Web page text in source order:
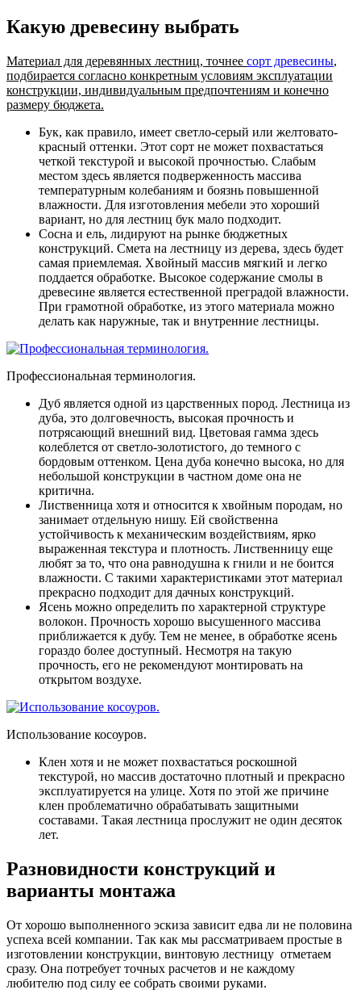
Какую древесину выбрать
Материал для деревянных лестниц, точнее сорт древесины,
подбирается согласно конкретным условиям эксплуатации
конструкции, индивидуальным предпочтениям и конечно
размеру бюджета.
Бук, как правило, имеет светло-серый или желтовато-
красный оттенки. Этот сорт не может похвастаться
четкой текстурой и высокой прочностью. Слабым
местом здесь является подверженность массива
температурным колебаниям и боязнь повышенной
влажности. Для изготовления мебели это хороший
вариант, но для лестниц бук мало подходит.
Сосна и ель, лидируют на рынке бюджетных
конструкций. Смета на лестницу из дерева, здесь будет
самая приемлемая. Хвойный массив мягкий и легко
поддается обработке. Высокое содержание смолы в
древесине является естественной преградой влажности.
При грамотной обработке, из этого материала можно
делать как наружные, так и внутренние лестницы.
Профессиональная терминология.
Дуб является одной из царственных пород. Лестница из
дуба, это долговечность, высокая прочность и
потрясающий внешний вид. Цветовая гамма здесь
колеблется от светло-золотистого, до темного с
бордовым оттенком. Цена дуба конечно высока, но для
небольшой конструкции в частном доме она не
критична.
Лиственница хотя и относится к хвойным породам, но
занимает отдельную нишу. Ей свойственна
устойчивость к механическим воздействиям, ярко
выраженная текстура и плотность. Лиственницу еще
любят за то, что она равнодушна к гнили и не боится
влажности. С такими характеристиками этот материал
прекрасно подходит для дачных конструкций.
Ясень можно определить по характерной структуре
волокон. Прочность хорошо высушенного массива
приближается к дубу. Тем не менее, в обработке ясень
гораздо более доступный. Несмотря на такую
прочность, его не рекомендуют монтировать на
открытом воздухе.
Использование косоуров.
Клен хотя и не может похвастаться роскошной
текстурой, но массив достаточно плотный и прекрасно
эксплуатируется на улице. Хотя по этой же причине
клен проблематично обрабатывать защитными
составами. Такая лестница прослужит не один десяток
лет.
Разновидности конструкций и
варианты монтажа
От хорошо выполненного эскиза зависит едва ли не половина
успеха всей компании. Так как мы рассматриваем простые в
изготовлении конструкции, винтовую лестницу отметаем
сразу. Она потребует точных расчетов и не каждому
любителю под силу ее собрать своими руками.